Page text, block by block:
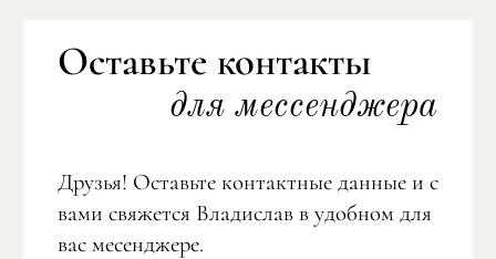
Оставьте контакты
для мессенджера
Друзья! Оставьте контактные данные и с
вами свяжется Владислав в удобном для
вас месенджере.